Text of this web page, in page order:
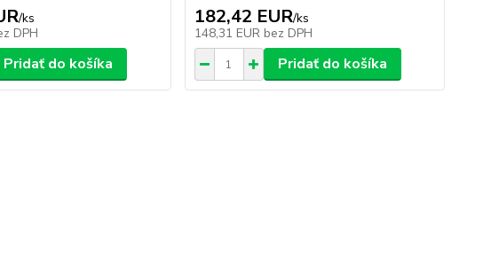
/ks
DPH
Pridať do košíka
182,42 EUR/ks
148,31 EUR bez DPH
Pridať do košíka